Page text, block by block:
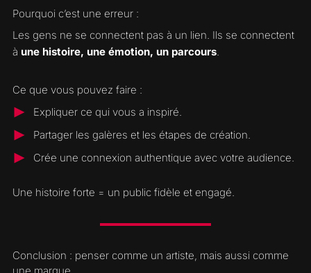
Pourquoi c’est une erreur :
Les gens ne se connectent pas à un lien. Ils se connectent
à une histoire, une émotion, un parcours.
Ce que vous pouvez faire :
Expliquer ce qui vous a inspiré.
Partager les galères et les étapes de création.
Crée une connexion authentique avec votre audience.
Une histoire forte = un public fidèle et engagé.
Conclusion : penser comme un artiste, mais aussi comme